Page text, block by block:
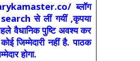
ब्लॉग
से लीं गयीं ,कृपया
वैधानिक पुष्टि अवश्य कर
जिम्मेदारी नहीं है. पाठक
होगा.